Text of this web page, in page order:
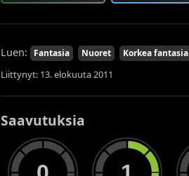
Luen: Fantasia Nuoret Korkea fantasia
Liittynyt: 13. elokuuta 2011
Saavutuksia